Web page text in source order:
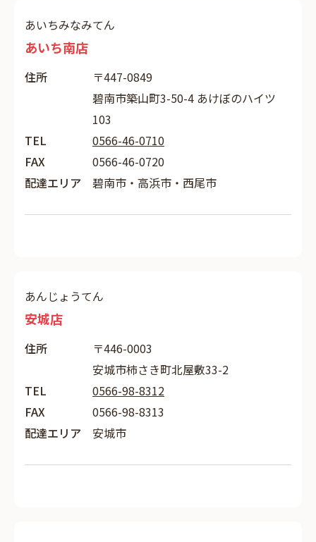
あいちみなみてん
あいち南店
住所
〒447-0849
碧南市築山町3-50-4 あけぼのハイツ
103
TEL
0566-46-0710
FAX
0566-46-0720
配達エリア
碧南市・高浜市・西尾市
あんじょうてん
安城店
住所
〒446-0003
安城市柿さき町北屋敷33-2
TEL
0566-98-8312
FAX
0566-98-8313
配達エリア
安城市